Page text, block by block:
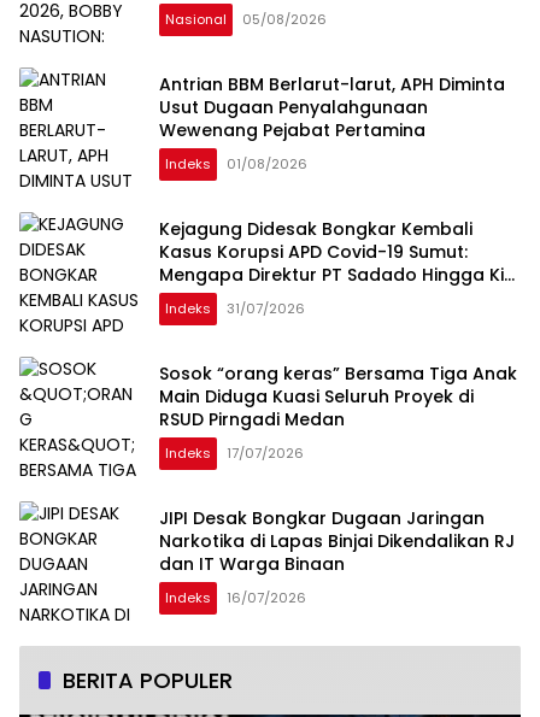
Nasional 05/08/2026
Antrian BBM Berlarut-larut, APH Diminta
Usut Dugaan Penyalahgunaan
Wewenang Pejabat Pertamina
Indeks 01/08/2026
Kejagung Didesak Bongkar Kembali
Kasus Korupsi APD Covid-19 Sumut:
Mengapa Direktur PT Sadado Hingga Kini
Tak Tersentuh?
Indeks 31/07/2026
Sosok “orang keras” Bersama Tiga Anak
Main Diduga Kuasi Seluruh Proyek di
RSUD Pirngadi Medan
Indeks 17/07/2026
JIPI Desak Bongkar Dugaan Jaringan
Narkotika di Lapas Binjai Dikendalikan RJ
dan IT Warga Binaan
Indeks 16/07/2026
BERITA POPULER